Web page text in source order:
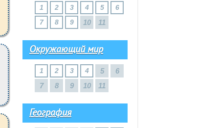
1 2 3 4 5
6
7
8 9 10 11
Окружающий мир
1 2 3 4 5
6
7
8 9 10 11
География